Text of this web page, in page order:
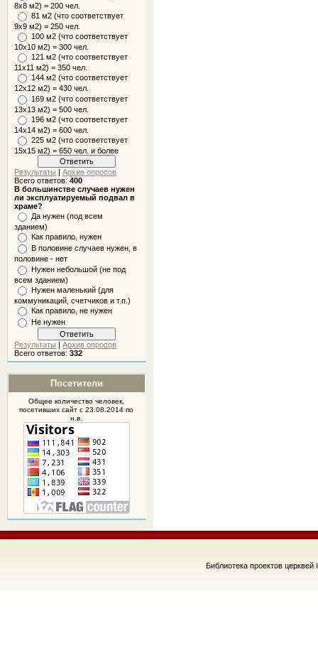
8x8 м2) = 200 чел.
81 м2 (что соответствует
9х9 м2) = 250 чел.
100 м2 (что соответствует
10x10 м2) = 300 чел.
121 м2 (что соответствует
11х11 м2) = 350 чел.
144 м2 (что соответствует
12х12 м2) = 430 чел.
169 м2 (что соответствует
13х13 м2) = 500 чел.
196 м2 (что соответствует
14х14 м2) = 600 чел.
225 м2 (что соответствует
15х15 м2) = 650 чел. и более
Результаты |Архив опросов
Всего ответов:400
В большинстве случаев нужен
ли эксплуатируемый подвал в
храме?
Да нужен (под всем
зданием)
Как правило, нужен
В половине случаев нужен, в
половине - нет
Нужен небольшой (не под
всем зданием)
Нужен маленький (для
коммуникаций, счетчиков и т.п.)
Как правило, не нужен
Не нужен
Результаты |Архив опросов
Всего ответов:332
Посетители
Общее количество человек,
посетившихсайтс 23.08.2014 по
н.в.
Библиотека проектов церквей